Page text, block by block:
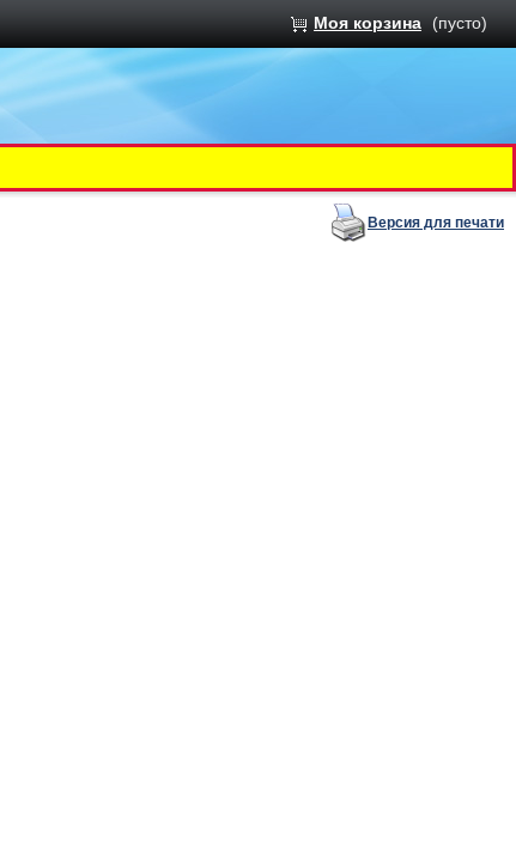
Моя корзина (пусто)
Версия для печати